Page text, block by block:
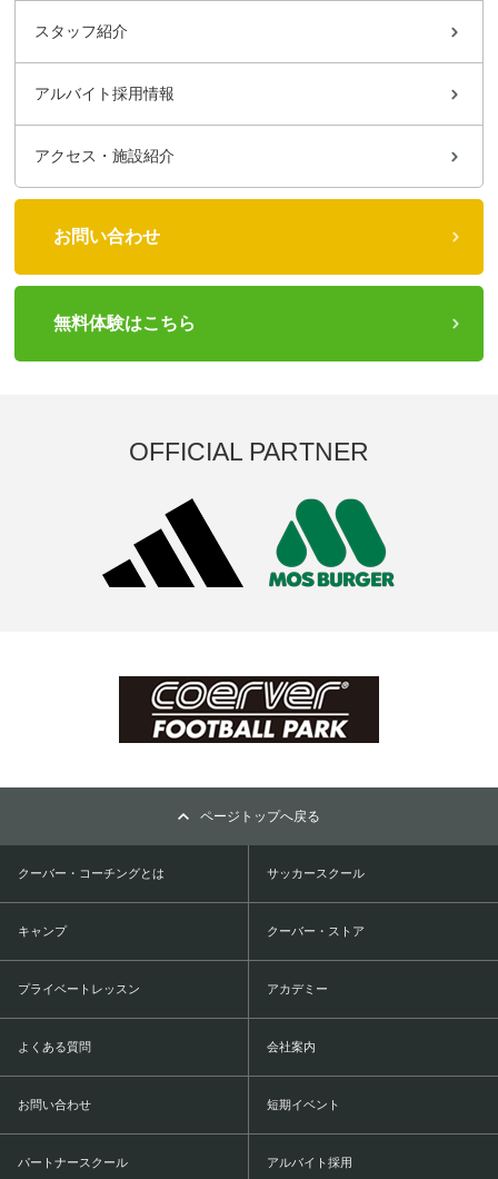
スタッフ紹介
アルバイト採用情報
アクセス・施設紹介
お問い合わせ
無料体験はこちら
OFFICIAL PARTNER
ページトップへ戻る
クーバー・コーチングとは サッカースクール
キャンプ クーバー・ストア
プライベートレッスン アカデミー
よくある質問 会社案内
お問い合わせ 短期イベント
パートナースクール アルバイト採用